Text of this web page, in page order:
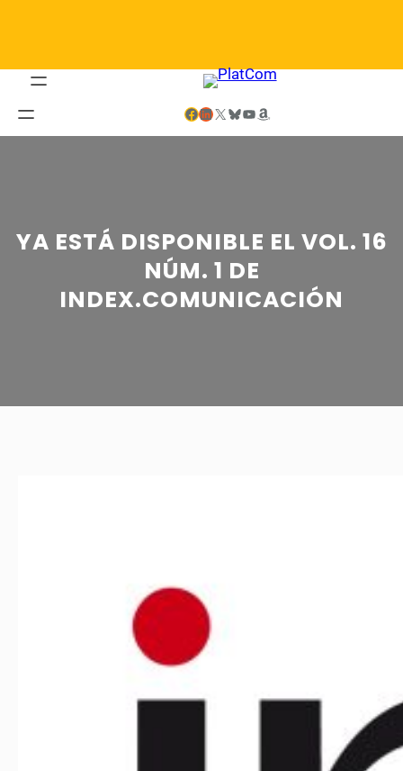
Facebook LinkedIn X Bluesky YouTube Amazon
YA ESTÁ DISPONIBLE EL VOL. 16
NÚM. 1 DE
INDEX.COMUNICACIÓN